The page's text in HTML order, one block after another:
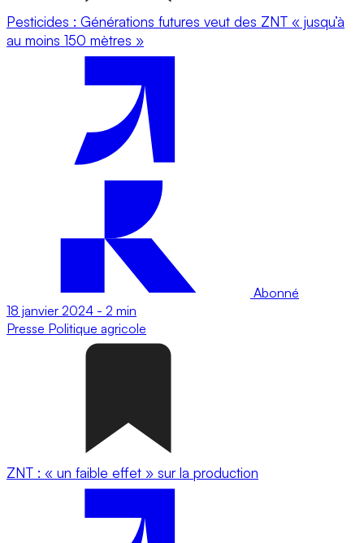
Pesticides : Générations futures veut des ZNT « jusqu’à
au moins 150 mètres »
Abonné
18 janvier 2024 - 2 min
Presse Politique agricole
ZNT : « un faible effet » sur la production